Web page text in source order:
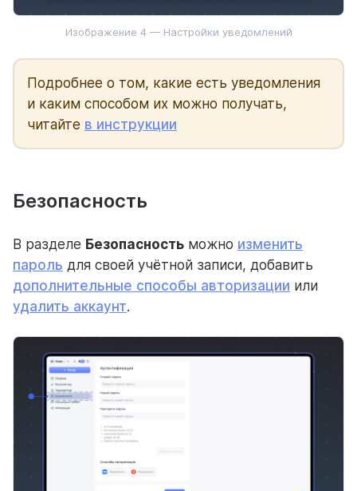
Изображение 4 — Настройки уведомлений
Подробнее о том, какие есть уведомления
и каким способом их можно получать,
читайте в инструкции
Безопасность
В разделе Безопасность можно изменить
пароль для своей учётной записи, добавить
дополнительные способы авторизации или
удалить аккаунт.